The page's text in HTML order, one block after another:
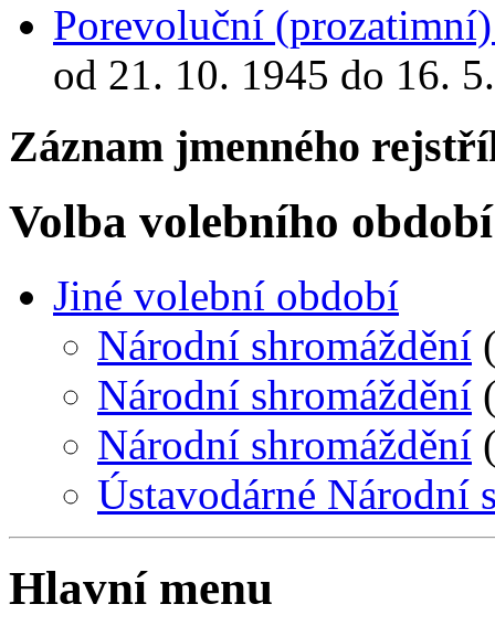
Porevoluční
od 21. 10. 1945 do 16.
Záznam jmenného
Volba volebního období
Jiné volební období
Národní shromáždění
Národní shromáždění
Národní shromáždění
Ústavodárné Národní
Hlavní menu